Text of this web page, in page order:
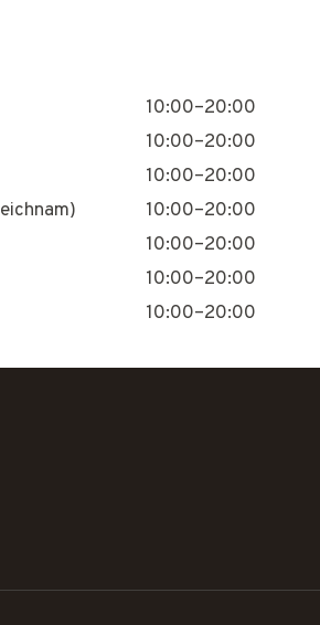
10:00–20:00
10:00–20:00
10:00–20:00
10:00–20:00
10:00–20:00
10:00–20:00
10:00–20:00